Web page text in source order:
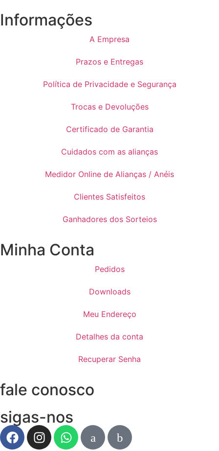
Informações
A Empresa
Prazos e Entregas
Política de Privacidade e Segurança
Trocas e Devoluções
Certificado de Garantia
Cuidados com as alianças
Medidor Online de Alianças / Anéis
Clientes Satisfeitos
Ganhadores dos Sorteios
Minha Conta
Pedidos
Downloads
Meu Endereço
Detalhes da conta
Recuperar Senha
fale conosco
sigas-nos